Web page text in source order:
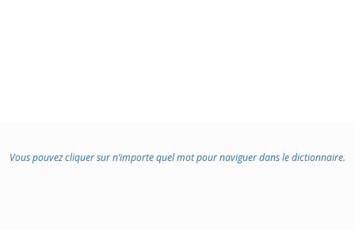
Vous pouvez cliquer sur n’importe quel mot pour naviguer dans le dictionnaire.